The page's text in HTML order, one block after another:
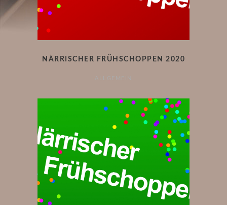
NÄRRISCHER FRÜHSCHOPPEN 2020